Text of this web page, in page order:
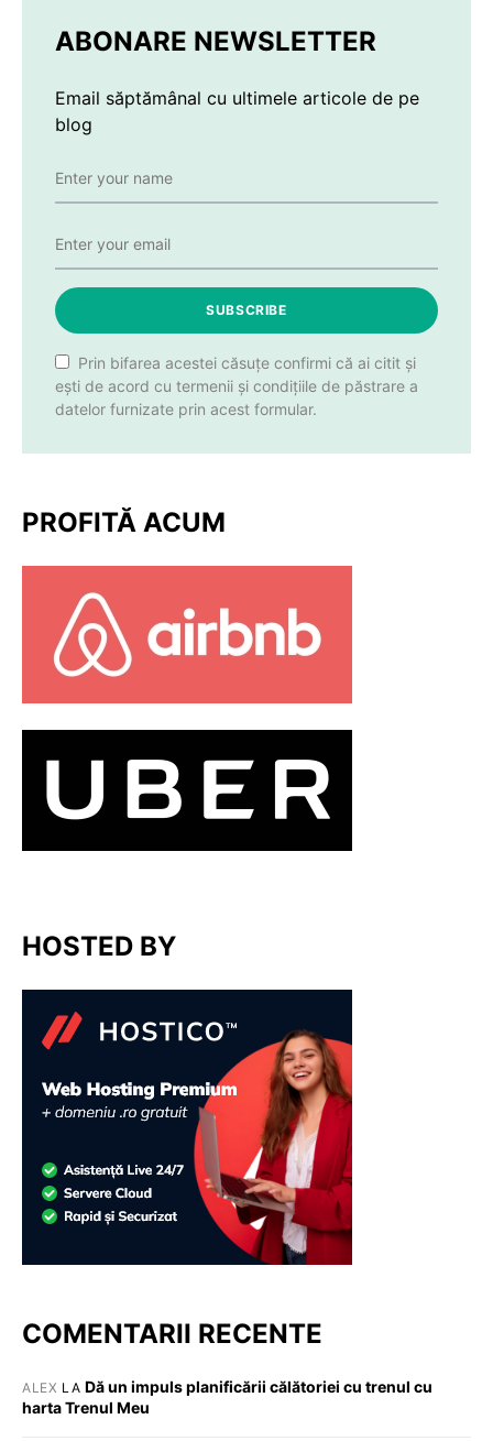
ABONARE NEWSLETTER
Email săptămânal cu ultimele articole de pe
blog
SUBSCRIBE
Prin bifarea acestei căsuțe confirmi că ai citit și
ești de acord cu termenii și condițiile de păstrare a
datelor furnizate prin acest formular.
PROFITĂ ACUM
HOSTED BY
COMENTARII RECENTE
ALEX LA Dă un impuls planificării călătoriei cu trenul cu
harta Trenul Meu